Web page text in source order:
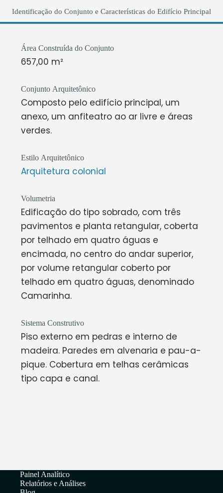
Identificação do Conjunto e Características do Edifício Principal
Área Construída do Conjunto
657,00 m²
Conjunto Arquitetônico
Composto pelo edifício principal, um
anexo, um anfiteatro ao ar livre e áreas
verdes.
Estilo Arquitetônico
Arquitetura colonial
Volumetria
Edificação do tipo sobrado, com três
pavimentos e planta retangular, coberta
por telhado em quatro águas e
encimada, no centro do andar superior,
por volume retangular coberto por
telhado em quatro águas, denominado
Camarinha.
Sistema Construtivo
Piso externo em pedras e interno de
madeira. Paredes em alvenaria e pau-a-
pique. Cobertura em telhas cerâmicas
tipo capa e canal.
Painel Analítico
Relatórios e Análises